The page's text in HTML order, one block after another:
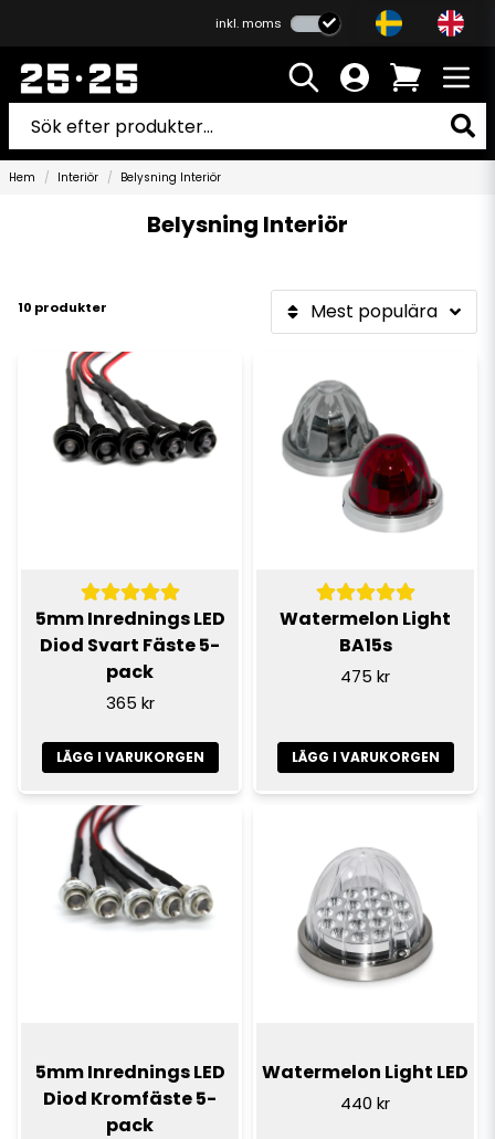
inkl. moms
Hem Interiör Belysning Interiör
Belysning Interiör
10 produkter Mest populära
5mm Inrednings LED
Diod Svart Fäste 5-
pack
365 kr
LÄGG I VARUKORGEN
Watermelon Light
BA15s
475 kr
LÄGG I VARUKORGEN
5mm Inrednings LED
Diod Kromfäste 5-
pack
Watermelon Light LED
440 kr